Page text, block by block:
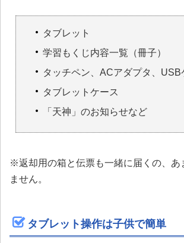
タブレット
学習もくじ内容一覧（冊子）
タッチペン、ACアダプタ、USB
タブレットケース
「天神」のお知らせなど
※返却用の箱と伝票も一緒に届くの、あ
ません。
タブレット操作は子供で簡単